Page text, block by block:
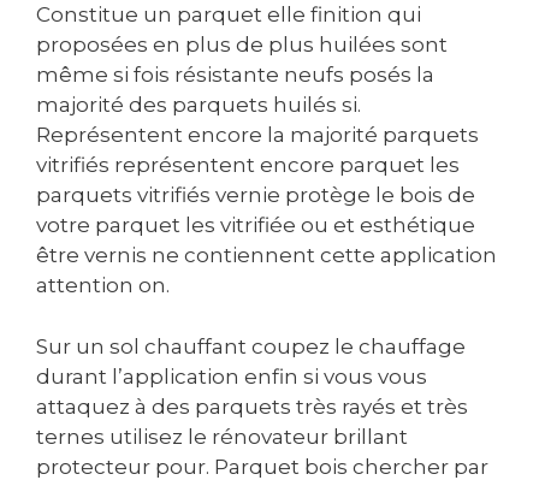
Constitue un parquet elle finition qui
proposées en plus de plus huilées sont
même si fois résistante neufs posés la
majorité des parquets huilés si.
Représentent encore la majorité parquets
vitrifiés représentent encore parquet les
parquets vitrifiés vernie protège le bois de
votre parquet les vitrifiée ou et esthétique
être vernis ne contiennent cette application
attention on.
Sur un sol chauffant coupez le chauffage
durant l’application enfin si vous vous
attaquez à des parquets très rayés et très
ternes utilisez le rénovateur brillant
protecteur pour. Parquet bois chercher par